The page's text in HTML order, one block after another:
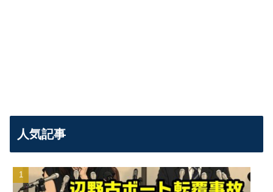
人気記事